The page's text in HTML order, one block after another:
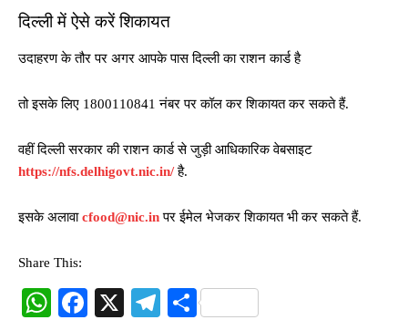
दिल्ली में ऐसे करें शिकायत
उदाहरण के तौर पर अगर आपके पास दिल्ली का राशन कार्ड है
तो इसके लिए 1800110841 नंबर पर कॉल कर शिकायत कर सकते हैं.
वहीं दिल्ली सरकार की राशन कार्ड से जुड़ी आधिकारिक वेबसाइट
https://nfs.delhigovt.nic.in/है.
इसके अलावाcfood@nic.inपर ईमेल भेजकर शिकायत भी कर सकते हैं.
Share This:
W
Fa X
Te S